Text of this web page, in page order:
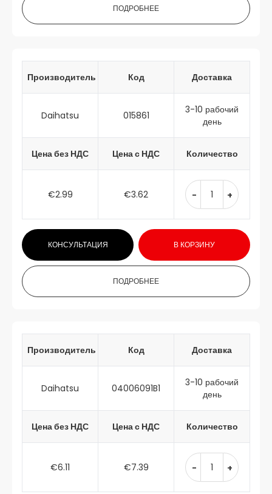
ПОДРОБНЕЕ
Производитель Код Доставка
Daihatsu 015861
3-10 рабочий
день
Цена без НДС Цена с НДС Количество
€2.99 €3.62 - +
КОНСУЛЬТАЦИЯ В КОРЗИНУ
ПОДРОБНЕЕ
Производитель Код Доставка
Daihatsu 04006091B1
3-10 рабочий
день
Цена без НДС Цена с НДС Количество
€6.11 €7.39 - +